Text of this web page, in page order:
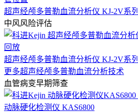
超声经颅多普勒血流分析仪 KJ-2V系列
中风风险评估
超声经颅多普勒血流分析仪 KJ-2V系列
更多超声经颅多普勒血流分析技术
血管病变早期筛查
动脉硬化检测仪 KAS6800